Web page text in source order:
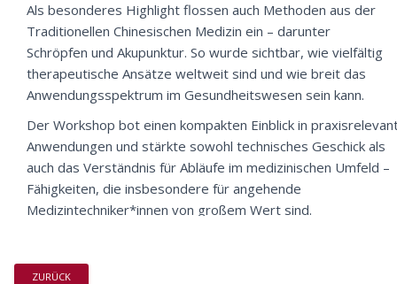
Als besonderes Highlight flossen auch Methoden aus der
Traditionellen Chinesischen Medizin ein – darunter
Schröpfen und Akupunktur. So wurde sichtbar, wie vielfältig
therapeutische Ansätze weltweit sind und wie breit das
Anwendungsspektrum im Gesundheitswesen sein kann.
Der Workshop bot einen kompakten Einblick in
Anwendungen und stärkte sowohl technisches Geschick als
auch das Verständnis für Abläufe im medizinischen Umfeld –
Fähigkeiten, die insbesondere für angehende
Medizintechniker*innen von großem Wert sind.
ZURÜCK